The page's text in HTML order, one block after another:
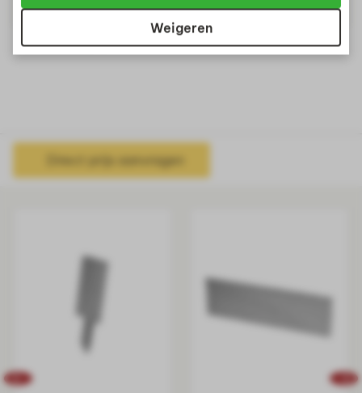
Materiaal
Beton
Artikelnummer
600731
Direct prijs aanvragen
Gerelateerde producten
Weigeren